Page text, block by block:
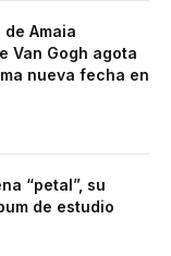
Amaia
Van Gogh agota
nueva fecha en
“petal”, su
de estudio